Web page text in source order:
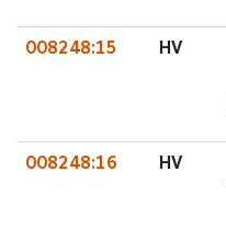
008248:15 HV
008248:16 HV